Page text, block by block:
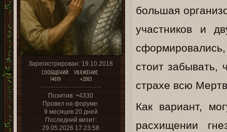
Зарегистрирован: 19.10.2018
СООБЩЕНИЙ:
14619
УВАЖЕНИЕ:
+2863
Позитив: +4330
Провел на форуме:
9 месяцев 20 дней
Последний визит:
29.05.2026 17:23:58
большая
участников и
стоит забывать,
страхе всю
Как вариант,
расхищении